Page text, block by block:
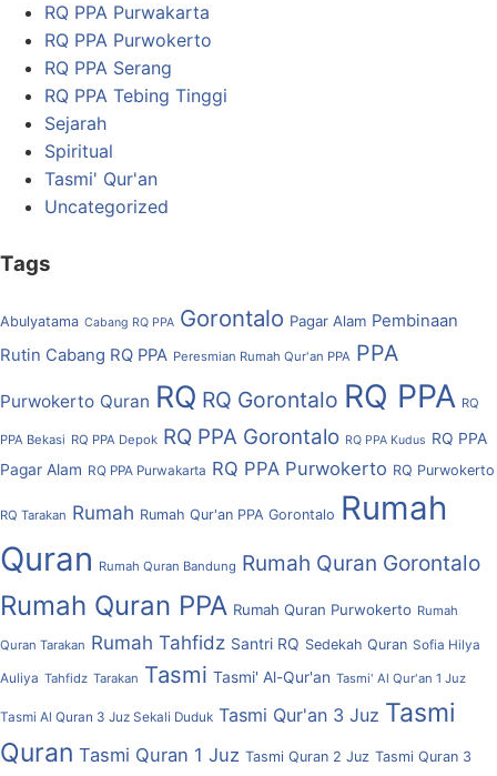
RQ PPA Purwakarta
RQ PPA Purwokerto
RQ PPA Serang
RQ PPA Tebing Tinggi
Sejarah
Spiritual
Tasmi' Qur'an
Uncategorized
Tags
Abulyatama Cabang RQ PPA Gorontalo Pagar Alam Pembinaan
Rutin Cabang RQ PPA Peresmian Rumah Qur'an PPA PPA
Purwokerto Quran RQ RQ Gorontalo RQ PPA RQ
PPA Bekasi RQ PPA Depok RQ PPA Gorontalo RQ PPA Kudus RQ PPA
Pagar Alam RQ PPA Purwakarta RQ PPA Purwokerto RQ Purwokerto
RQ Tarakan Rumah Rumah Qur'an PPA Gorontalo Rumah
Quran Rumah Quran Bandung Rumah Quran Gorontalo
Rumah Quran PPA Rumah Quran Purwokerto Rumah
Quran Tarakan Rumah Tahfidz Santri RQ Sedekah Quran Sofia Hilya
Auliya Tahfidz Tarakan Tasmi Tasmi' Al-Qur'an Tasmi' Al Qur'an 1 Juz
Tasmi Al Quran 3 Juz Sekali Duduk Tasmi Qur'an 3 Juz Tasmi
Quran Tasmi Quran 1 Juz Tasmi Quran 2 Juz Tasmi Quran 3